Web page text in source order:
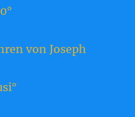
von Joseph